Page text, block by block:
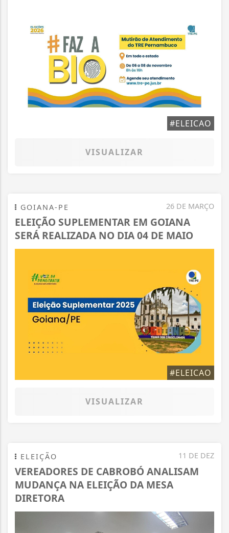
#ELEICAO
VISUALIZAR
26 DE MARÇO
GOIANA-PE
ELEIÇÃO SUPLEMENTAR EM GOIANA
SERÁ REALIZADA NO DIA 04 DE MAIO
#ELEICAO
VISUALIZAR
11 DE DEZ
ELEIÇÃO
VEREADORES DE CABROBÓ ANALISAM
MUDANÇA NA ELEIÇÃO DA MESA
DIRETORA